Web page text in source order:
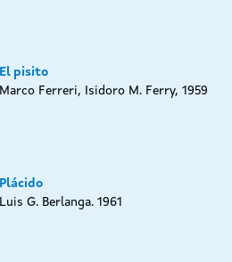
El pisito
Marco Ferreri, Isidoro M. Ferry, 1959
Plácido
Luis G. Berlanga. 1961